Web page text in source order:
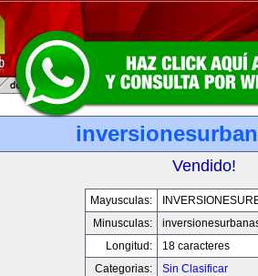
Vendido!
Mayusculas:
Minusculas:
Longitud:
18 caracteres
Categorias:
Sin Clasificar